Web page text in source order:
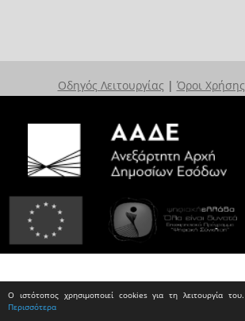
Ο ιστότοπος χρησιμοποιεί cookies για τη λειτουργία του.
Περισσότερα
Οδηγός Λειτουργίας | Όροι Χρήσης